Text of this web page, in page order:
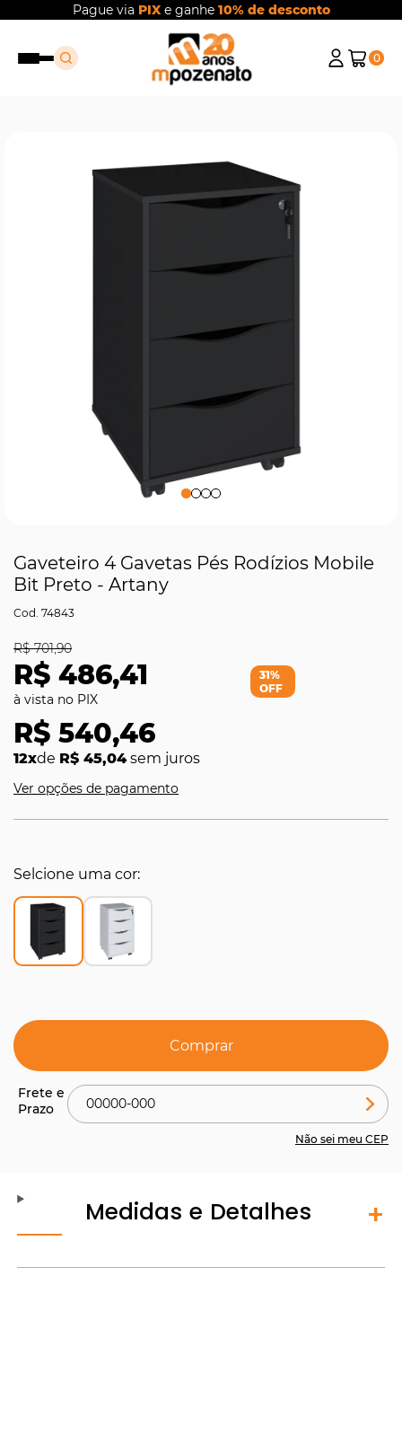
Pague via PIXe ganhe 10% de desconto
0
Gaveteiro 4 Gavetas Pés Rodízios Mobile
Bit Preto - Artany
74843
R$ 486,41
R$ 701,90
R$ 540,46
12xde R$ 45,04sem juros
31%
OFF
Ver opções de pagamento
Selcione uma cor
Comprar
Não sei meu CEP
Medidas e Detalhes